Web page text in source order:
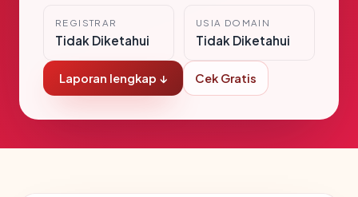
REGISTRAR
Tidak Diketahui
USIA DOMAIN
Tidak Diketahui
Laporan lengkap ↓ Cek Gratis